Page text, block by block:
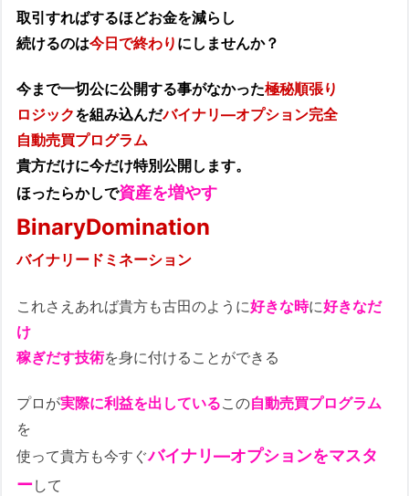
取引すればするほどお金を減らし
続けるのは今日で終わり にしませんか？
今まで一切公に公開する事がなかった極秘順張り
ロジックを組み込んだバイナリ―オプション完全
自動売買プログラム
貴方だけに今だけ特別公開します。
ほったらかしで資産を増やす
BinaryDomination
バイナリードミネーション
これさえあれば貴方も古田のように好きな時に好きなだ
け
稼ぎだす技術を身に付けることができる
プロが実際に利益を出しているこの自動売買プログラム
を
使って貴方も今すぐバイナリ―オプションをマスタ
ーして